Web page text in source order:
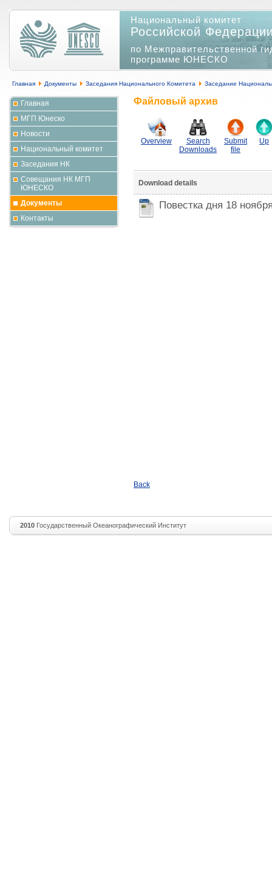
Национальный комитет
Российской
по Межправительственной
программе ЮНЕСКО
Главная Документы Заседания Национального Комитета Заседание
Главная
МГП Юнеско
Новости
Национальный комитет
Заседания НК
Совещания НК МГП
ЮНЕСКО
Документы
Контакты
Файловый архив
Overview
Search
Downloads
Submit
file
Up
Download details
Повестка дня 18
Back
2010 Государственный Океанографический Институт